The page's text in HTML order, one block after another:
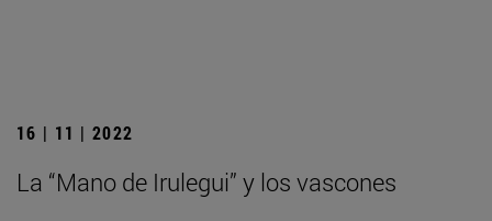
16 | 11 | 2022
La “Mano de Irulegui” y los vascones